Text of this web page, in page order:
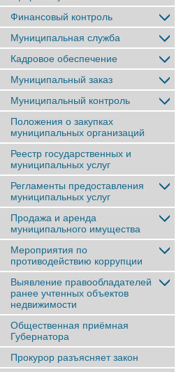
Финансовый контроль
Муниципальная служба
Кадровое обеспечение
Муниципальный заказ
Муниципальный контроль
Положения о закупках
муниципальных организаций
Реестр государственных и
муниципальных услуг
Регламенты предоставления
муниципальных услуг
Продажа и аренда
муниципального имущества
Мероприятия по
противодействию коррупции
Выявление правообладателей
ранее учтенныx объектов
недвижимости
Общественная приёмная
Губернатора
Прокурор разъясняет закон